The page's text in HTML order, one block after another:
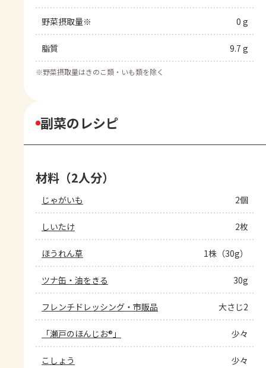
野菜摂取量※ 0 g
脂質 9.7 g
※野菜摂取量はきのこ類・いも類を除く
副菜のレシピ
材料（2人分）
じゃがいも 2個
しいたけ 2枚
ほうれん草 1株（30g）
ツナ缶・油をきる 30g
フレンチドレッシング・市販品 大さじ2
「瀬戸のほんじお®」 少々
こしょう 少々